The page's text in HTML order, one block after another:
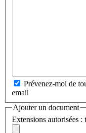
Prévenez-moi de
email
Ajouter un document
Extensions autorisées :